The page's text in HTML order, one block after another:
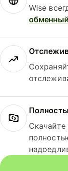
Wise